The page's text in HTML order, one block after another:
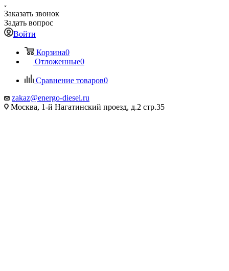
Заказать звонок
Задать вопрос
Войти
Корзина0
Отложенные0
Сравнение товаров0
zakaz@energo-diesel.ru
Москва, 1-й Нагатинский проезд, д.2 стр.35